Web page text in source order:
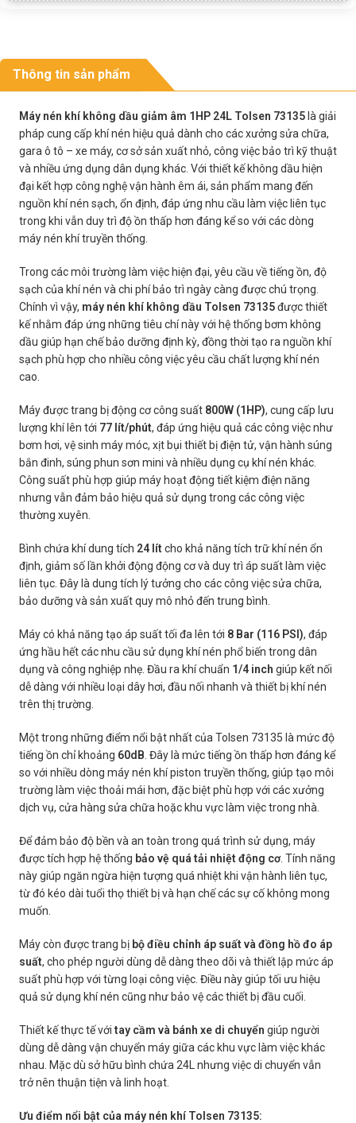
Thông tin sản phẩm
Máy nén khí không dầu giảm âm 1HP 24L Tolsen 73135 là giải
pháp cung cấp khí nén hiệu quả dành cho các xưởng sửa chữa,
gara ô tô – xe máy, cơ sở sản xuất nhỏ, công việc bảo trì kỹ thuật
và nhiều ứng dụng dân dụng khác. Với thiết kế không dầu hiện
đại kết hợp công nghệ vận hành êm ái, sản phẩm mang đến
nguồn khí nén sạch, ổn định, đáp ứng nhu cầu làm việc liên tục
trong khi vẫn duy trì độ ồn thấp hơn đáng kể so với các dòng
máy nén khí truyền thống.
Trong các môi trường làm việc hiện đại, yêu cầu về tiếng ồn, độ
sạch của khí nén và chi phí bảo trì ngày càng được chú trọng.
Chính vì vậy, máy nén khí không dầu Tolsen 73135được thiết
kế nhằm đáp ứng những tiêu chí này với hệ thống bơm không
dầu giúp hạn chế bảo dưỡng định kỳ, đồng thời tạo ra nguồn khí
sạch phù hợp cho nhiều công việc yêu cầu chất lượng khí nén
cao.
Máy được trang bị động cơ công suất 800W (1HP), cung cấp lưu
lượng khí lên tới 77 lít/phút, đáp ứng hiệu quả các công việc như
bơm hơi, vệ sinh máy móc, xịt bụi thiết bị điện tử, vận hành súng
bắn đinh, súng phun sơn mini và nhiều dụng cụ khí nén khác.
Công suất phù hợp giúp máy hoạt động tiết kiệm điện năng
nhưng vẫn đảm bảo hiệu quả sử dụng trong các công việc
thường xuyên.
Bình chứa khí dung tích 24 lít cho khả năng tích trữ khí nén ổn
định, giảm số lần khởi động động cơ và duy trì áp suất làm việc
liên tục. Đây là dung tích lý tưởng cho các công việc sửa chữa,
bảo dưỡng và sản xuất quy mô nhỏ đến trung bình.
Máy có khả năng tạo áp suất tối đa lên tới 8 Bar (116 PSI), đáp
ứng hầu hết các nhu cầu sử dụng khí nén phổ biến trong dân
dụng và công nghiệp nhẹ. Đầu ra khí chuẩn 1/4 inch giúp kết nối
dễ dàng với nhiều loại dây hơi, đầu nối nhanh và thiết bị khí nén
trên thị trường.
Một trong những điểm nổi bật nhất của Tolsen 73135 là mức độ
tiếng ồn chỉ khoảng 60dB . Đây là mức tiếng ồn thấp hơn đáng kể
so với nhiều dòng máy nén khí piston truyền thống, giúp tạo môi
trường làm việc thoải mái hơn, đặc biệt phù hợp với các xưởng
dịch vụ, cửa hàng sửa chữa hoặc khu vực làm việc trong nhà.
Để đảm bảo độ bền và an toàn trong quá trình sử dụng, máy
được tích hợp hệ thống bảo vệ quá tải nhiệt động cơ. Tính năng
này giúp ngăn ngừa hiện tượng quá nhiệt khi vận hành liên tục,
từ đó kéo dài tuổi thọ thiết bị và hạn chế các sự cố không mong
muốn.
Máy còn được trang bị bộ điều chỉnh áp suất và đồng hồ đo áp
suất, cho phép người dùng dễ dàng theo dõi và thiết lập mức áp
suất phù hợp với từng loại công việc. Điều này giúp tối ưu hiệu
quả sử dụng khí nén cũng như bảo vệ các thiết bị đầu cuối.
Thiết kế thực tế vớitay cầm và bánh xe di chuyển giúp người
dùng dễ dàng vận chuyển máy giữa các khu vực làm việc khác
nhau. Mặc dù sở hữu bình chứa 24L nhưng việc di chuyển vẫn
trở nên thuận tiện và linh hoạt.
Ưu điểm nổi bật của máy nén khí Tolsen 73135: